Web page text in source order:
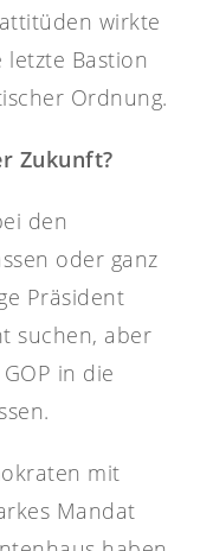
wirkte
Bastion
Ordnung.
Zukunft?
den
oder ganz
Präsident
suchen, aber
in die
mit
Mandat